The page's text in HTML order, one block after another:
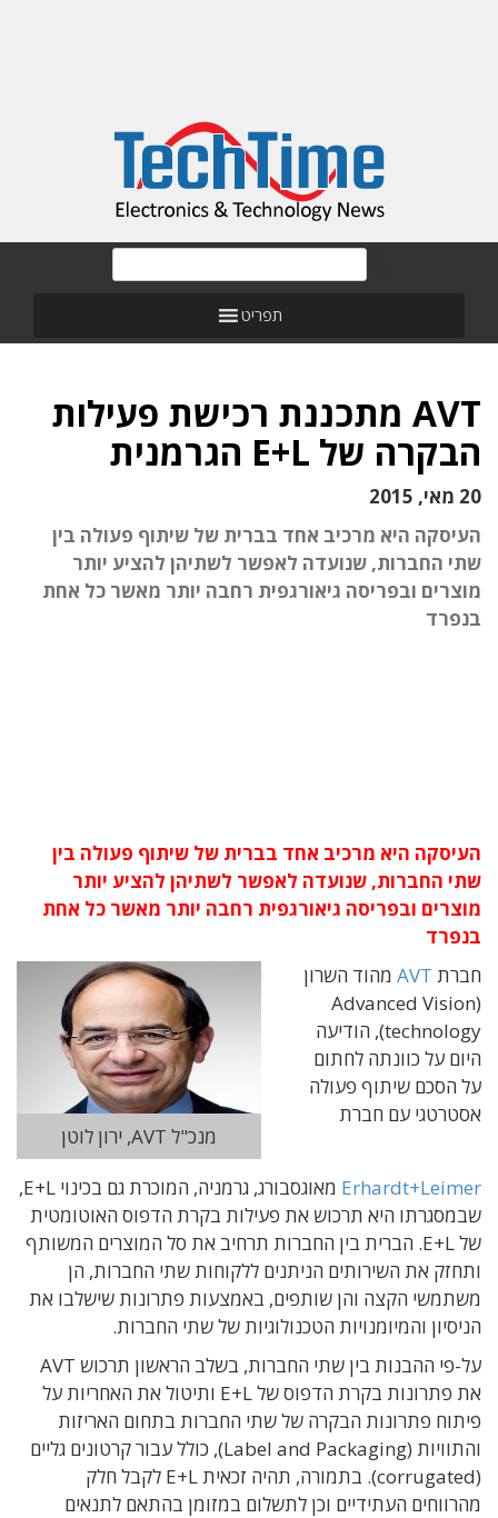
תפריט
AVT מתכננת רכישת פעילות
הבקרה של E+L הגרמנית
20 מאי, 2015
העיסקה היא מרכיב אחד בברית של שיתוף פעולה בין
שתי החברות, שנועדה לאפשר לשתיהן להציע יותר
מוצרים ובפריסה גיאורגפית רחבה יותר מאשר כל אחת
בנפרד
העיסקה היא מרכיב אחד בברית של שיתוף פעולה בין
שתי החברות, שנועדה לאפשר לשתיהן להציע יותר
מוצרים ובפריסה גיאורגפית רחבה יותר מאשר כל אחת
בנפרד
מנכ"ל AVT, ירון לוטן
חברת AVT מהוד השרון
(Advanced Vision
technology), הודיעה
היום על כוונתה לחתום
על הסכם שיתוף פעולה
אסטרטגי עם חברת
Erhardt+Leimer
מאוגסבורג, גרמניה, המוכרת גם בכינוי E+L,
שבמסגרתו היא תרכוש את פעילות בקרת הדפוס האוטומטית
של E+L. הברית בין החברות תרחיב את סל המוצרים המשותף
ותחזק את השירותים הניתנים ללקוחות שתי החברות, הן
משתמשי הקצה והן שותפים, באמצעות פתרונות שישלבו את
הניסיון והמיומנויות הטכנולוגיות של שתי החברות.
על-פי ההבנות בין שתי החברות, בשלב הראשון תרכוש AVT
את פתרונות בקרת הדפוס של E+L ותיטול את האחריות על
פיתוח פתרונות הבקרה של שתי החברות בתחום האריזות
והתוויות (Label and Packaging), כולל עבור קרטונים גליים
(corrugated). בתמורה, תהיה זכאית E+L לקבל חלק
מהרווחים העתידיים וכן לתשלום במזומן בהתאם לתנאים